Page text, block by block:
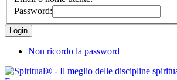
Password:
Non ricordo la password